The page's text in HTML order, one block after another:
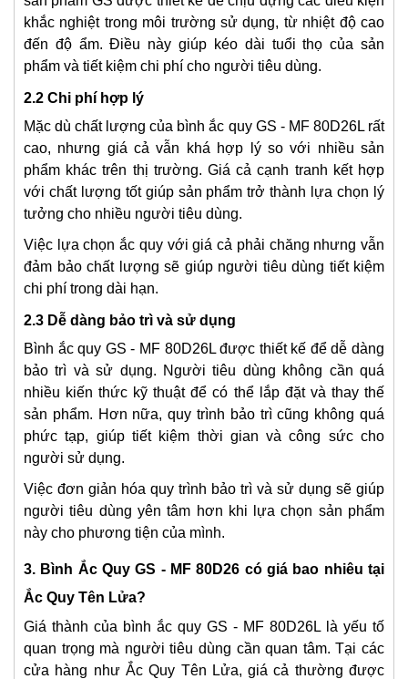
khắc nghiệt trong môi trường sử dụng, từ nhiệt độ cao
đến độ ẩm. Điều này giúp kéo dài tuổi thọ của sản
phẩm và tiết kiệm chi phí cho người tiêu dùng.
2.2 Chi phí hợp lý
Mặc dù chất lượng của bình ắc quy GS - MF 80D26L rất
cao, nhưng giá cả vẫn khá hợp lý so với nhiều sản
phẩm khác trên thị trường. Giá cả cạnh tranh kết hợp
với chất lượng tốt giúp sản phẩm trở thành lựa chọn lý
tưởng cho nhiều người tiêu dùng.
Việc lựa chọn ắc quy với giá cả phải chăng nhưng vẫn
đảm bảo chất lượng sẽ giúp người tiêu dùng tiết kiệm
chi phí trong dài hạn.
2.3 Dễ dàng bảo trì và sử dụng
Bình ắc quy GS - MF 80D26L được thiết kế để dễ dàng
bảo trì và sử dụng. Người tiêu dùng không cần quá
nhiều kiến thức kỹ thuật để có thể lắp đặt và thay thế
sản phẩm. Hơn nữa, quy trình bảo trì cũng không quá
phức tạp, giúp tiết kiệm thời gian và công sức cho
người sử dụng.
Việc đơn giản hóa quy trình bảo trì và sử dụng sẽ giúp
người tiêu dùng yên tâm hơn khi lựa chọn sản phẩm
này cho phương tiện của mình.
3. Bình Ắc Quy GS - MF 80D26 có giá bao nhiêu tại
Ắc Quy Tên Lửa?
Giá thành của bình ắc quy GS - MF 80D26L là yếu tố
quan trọng mà người tiêu dùng cần quan tâm. Tại các
cửa hàng như Ắc Quy Tên Lửa, giá cả thường được